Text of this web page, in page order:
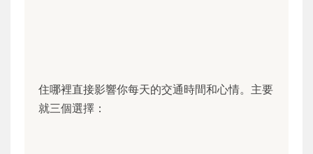
住哪裡直接影響你每天的交通時間和心情。主要
就三個選擇：